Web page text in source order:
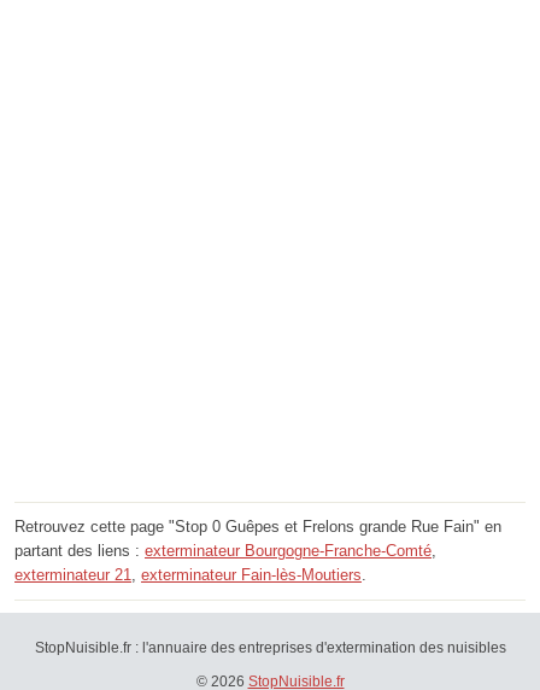
Retrouvez cette page "Stop 0 Guêpes et Frelons grande Rue Fain" en
partant des liens : exterminateur Bourgogne-Franche-Comté,
exterminateur 21, exterminateur Fain-lès-Moutiers.
StopNuisible.fr : l'annuaire des entreprises d'extermination des nuisibles
© 2026 StopNuisible.fr